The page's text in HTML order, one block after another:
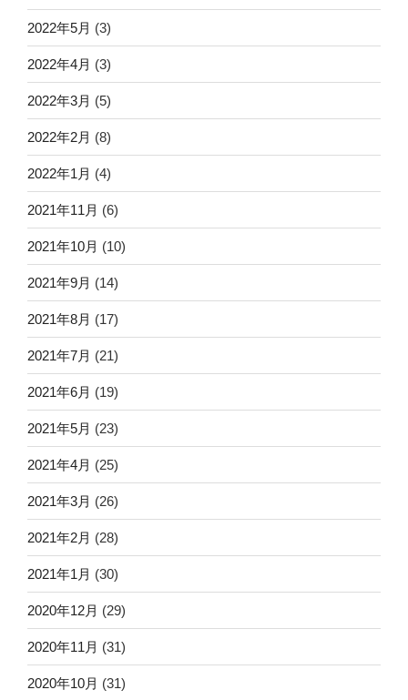
2022年5月 (3)
2022年4月 (3)
2022年3月 (5)
2022年2月 (8)
2022年1月 (4)
2021年11月 (6)
2021年10月 (10)
2021年9月 (14)
2021年8月 (17)
2021年7月 (21)
2021年6月 (19)
2021年5月 (23)
2021年4月 (25)
2021年3月 (26)
2021年2月 (28)
2021年1月 (30)
2020年12月 (29)
2020年11月 (31)
2020年10月 (31)